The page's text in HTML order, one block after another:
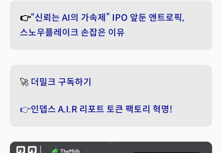
👉“신뢰는 AI의 가속제” IPO 앞둔 앤트로픽,
스노우플레이크 손잡은 이유
🚀 더밀크 구독하기
👉인뎁스 A.I.R 리포트 토큰 팩토리 혁명!